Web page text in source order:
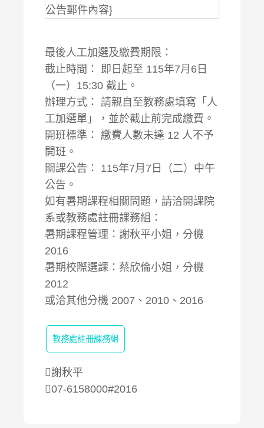
公告郵件內容}
最後人工加選及繳費期限：
截止時間： 即日起至 115年7月6日
（一）15:30 截止。
辦理方式： 請親自至教務處填寫「人
工加選單」，並於截止前完成繳費。
開班標準： 繳費人數未達 12 人不予
開班。
關課公告： 115年7月7日（二）中午
公告。
如有暑期課程相關問題，請洽開課院
系或教務處註冊課務組：
暑期課程管理：謝秋平小姐，分機
2016
暑期校際選課：蔡欣倫小姐，分機
2012
或洽其他分機 2007、2010、2016
教務處註冊課務組
謝秋平
07-6158000#2016